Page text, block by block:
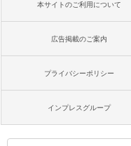
本サイトのご利用について
広告掲載のご案内
プライバシーポリシー
インプレスグループ